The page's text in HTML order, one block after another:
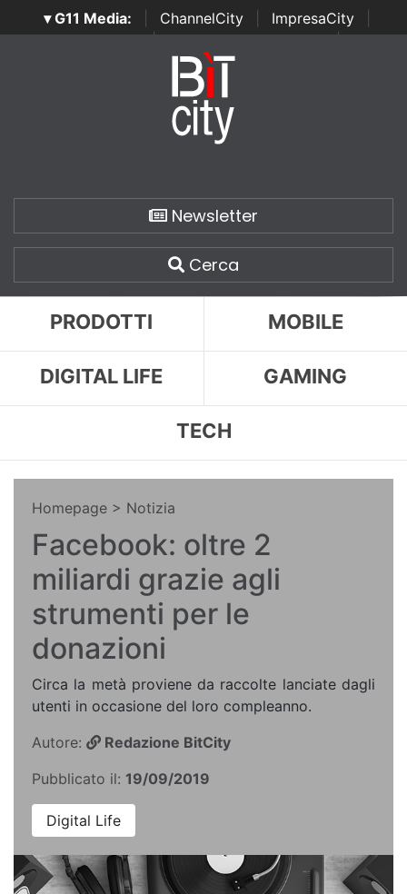
▾ G11 Media: ChannelCity ImpresaCity
SecurityOpenLab | Italian Channel Awards | Italian
Italian Security Awards
Newsletter
Cerca
PRODOTTI MOBILE
DIGITAL LIFE GAMING
TECH
Homepage > Notizia
Facebook: oltre 2
miliardi grazie agli
strumenti per le
donazioni
Circa la metà proviene da raccolte lanciate dagli
utenti in occasione del loro compleanno.
Autore:
Redazione BitCity
Pubblicato il: 19/09/2019
Digital Life